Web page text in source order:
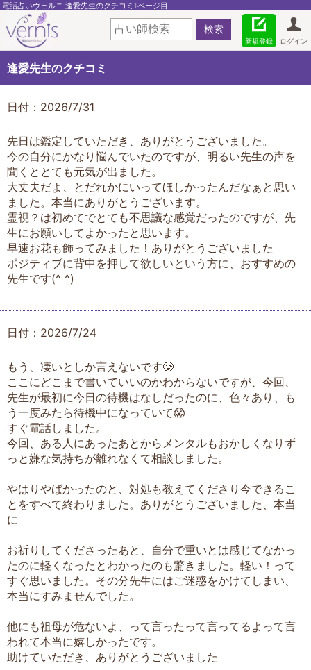
電話占いヴェルニ 逢愛先生のクチコミ1ページ目
ログイン
新規登録
逢愛先生のクチコミ
日付：2026/7/31
先日は鑑定していただき、ありがとうございました。
今の自分にかなり悩んでいたのですが、明るい先生の声を
聞くととても元気が出ました。
大丈夫だよ、とだれかにいってほしかったんだなぁと思い
ました。本当にありがとうございます。
霊視？は初めてでとても不思議な感覚だったのですが、先
生にお願いしてよかったと思います。
早速お花も飾ってみました！ありがとうございました
ポジティブに背中を押して欲しいという方に、おすすめの
先生です(^ ^)
日付：2026/7/24
もう、凄いとしか言えないです🥲
ここにどこまで書いていいのかわからないですが、今回、
先生が最初に今日の待機はなしだったのに、色々あり、も
う一度みたら待機中になっていて😱
すぐ電話しました。
今回、ある人にあったあとからメンタルもおかしくなりず
っと嫌な気持ちが離れなくて相談しました。
やはりやばかったのと、対処も教えてくださり今できるこ
とをすべて終わりました。ありがとうございました、本当
に
お祈りしてくださったあと、自分で重いとは感じてなかっ
たのに軽くなったとわかったのも驚きました。軽い！って
すぐ思いました。その分先生にはご迷惑をかけてしまい、
本当にすみませんでした。
他にも祖母が危ないよ、って言ったって言ってるよって言
われて本当に嬉しかったです。
助けていただき、ありがとうございました